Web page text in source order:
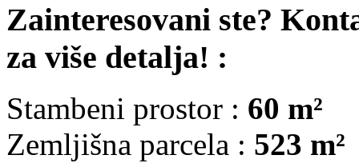
Zainteresovani ste?
za više detalja! :
Stambeni prostor : 60 m²
Zemljišna parcela : 523 m²